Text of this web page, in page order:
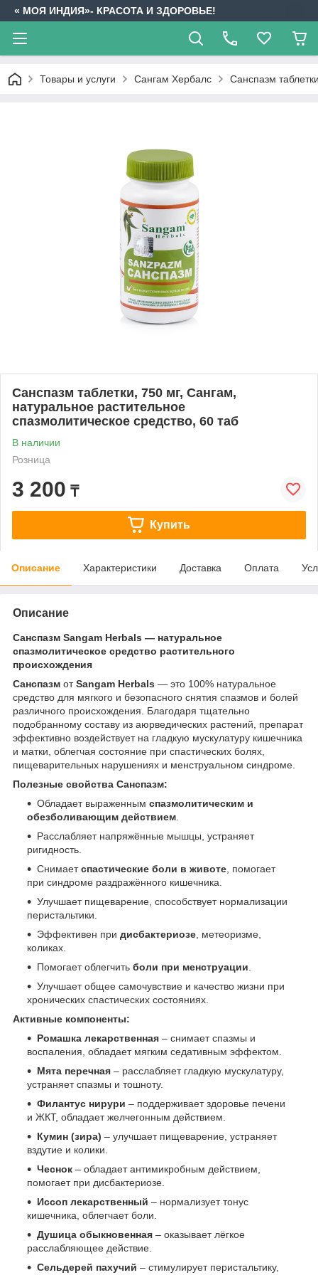
« МОЯ ИНДИЯ»- КРАСОТА И ЗДОРОВЬЕ!
Товары и услуги Сангам Хербалс Санспазм
Санспазм таблетки, 750 мг, Сангам,
натуральное растительное
спазмолитическое средство, 60 таб
В наличии
Розница
3 200 ₸
Купить
Описание Характеристики Доставка Оплата
Описание
Санспазм Sangam Herbals — натуральное
спазмолитическое средство растительного
происхождения
Санспазм отSangam Herbals — это 100% натуральное
средство для мягкого и безопасного снятия спазмов и болей
различного происхождения. Благодаря тщательно
подобранному составу из аюрведических растений, препарат
эффективно воздействует на гладкую мускулатуру кишечника
и матки, облегчая состояние при спастических болях,
пищеварительных нарушениях и менструальном синдроме.
Полезные свойства Санспазм:
Обладает выраженным спазмолитическим и
обезболивающим действием
Расслабляет напряжённые мышцы, устраняет
ригидность.
Снимаетспастические боли в животе , помогает
при синдроме раздражённого кишечника.
Улучшает пищеварение, способствует нормализации
перистальтики.
Эффективен при дисбактериозе , метеоризме,
коликах.
Помогает облегчить боли при менструации
Улучшает общее самочувствие и качество жизни при
хронических спастических состояниях.
Активные компоненты:
Ромашка лекарственная – снимает спазмы и
воспаления, обладает мягким седативным эффектом.
Мята перечная – расслабляет гладкую мускулатуру,
устраняет спазмы и тошноту.
Филантус нирури – поддерживает здоровье печени
и ЖКТ, обладает желчегонным действием.
Кумин (зира) – улучшает пищеварение, устраняет
вздутие и колики.
Чеснок – обладает антимикробным действием,
помогает при дисбактериозе.
Иссоп лекарственный – нормализует тонус
кишечника, облегчает боли.
Душица обыкновенная – оказывает лёгкое
расслабляющее действие.
Сельдерей пахучий – стимулирует перистальтику,